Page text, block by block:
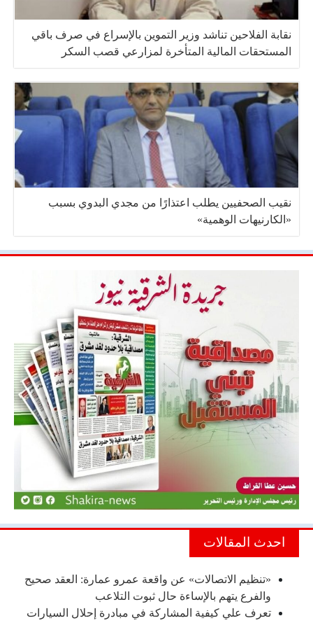
نقابة الفلاحين تناشد وزير التموين بالإسراع في صرف باقي
المستحقات المالية المتأخرة لمزارعي قصب السكر
نقيب الصحفيين يطلب اعتذارًا من مجدي البدوي بسبب
«الكارنيهات الوهمية»
احدث المقالات
«تنظيم الاتصالات» عن واقعة عمرو عمارة: العقد صحيح
والفرع يتهم بالإساءة حال ثبوت التلاعب
تعرف علي كيفية المشاركة في مبادرة إحلال السيارات